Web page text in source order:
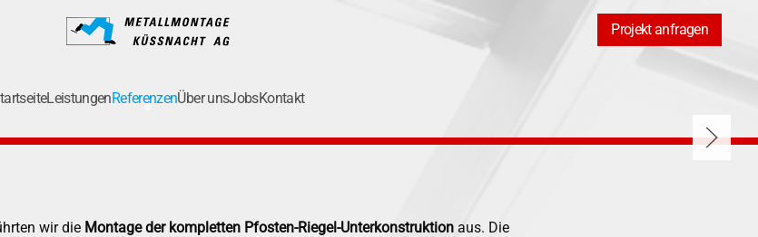
Projekt anfragen
LeistungenReferenzenÜber unsJobsKontakt
wir die Montage der kompletten Pfosten-Riegel-Unterkonstruktion aus. Die